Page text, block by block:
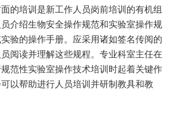
的培训是新工作人员岗前培训的有机组
介绍生物安全操作规范和实验室操作规
验的操作手册。应采用诸如签名传阅的
阅读并理解这些规程。专业科室主任在
范性实验室操作技术培训时起着关键作
以帮助进行人员培训并研制教具和教